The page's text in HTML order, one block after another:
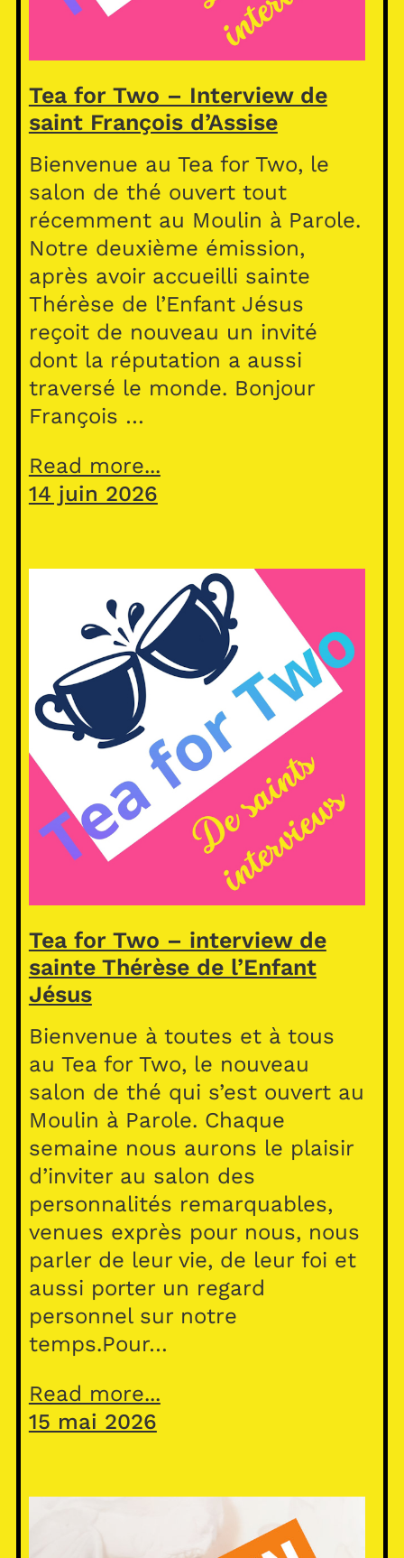
Tea for Two – Interview de
saint François d’Assise
Bienvenue au Tea for Two, le
salon de thé ouvert tout
récemment au Moulin à Parole.
Notre deuxième émission,
après avoir accueilli sainte
Thérèse de l’Enfant Jésus
reçoit de nouveau un invité
dont la réputation a aussi
traversé le monde. Bonjour
François …
Read more...
14 juin 2026
Tea for Two – interview de
sainte Thérèse de l’Enfant
Jésus
Bienvenue à toutes et à tous
au Tea for Two, le nouveau
salon de thé qui s’est ouvert au
Moulin à Parole. Chaque
semaine nous aurons le plaisir
d’inviter au salon des
personnalités remarquables,
venues exprès pour nous, nous
parler de leur vie, de leur foi et
aussi porter un regard
personnel sur notre
temps.Pour…
Read more...
15 mai 2026